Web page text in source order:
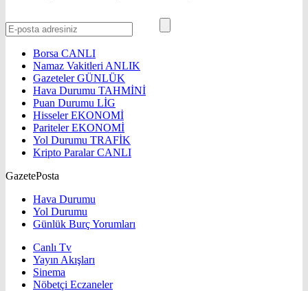
Borsa CANLI
Namaz Vakitleri ANLIK
GazetelerGÜNLÜK
Hava Durumu TAHMİNİ
Puan Durumu LİG
HisselerEKONOMİ
ParitelerEKONOMİ
Yol Durumu TRAFİK
Kripto ParalarCANLI
GazetePosta
Hava Durumu
Yol Durumu
Günlük Burç Yorumları
Canlı Tv
Yayın Akışları
Sinema
Nöbetçi Eczaneler